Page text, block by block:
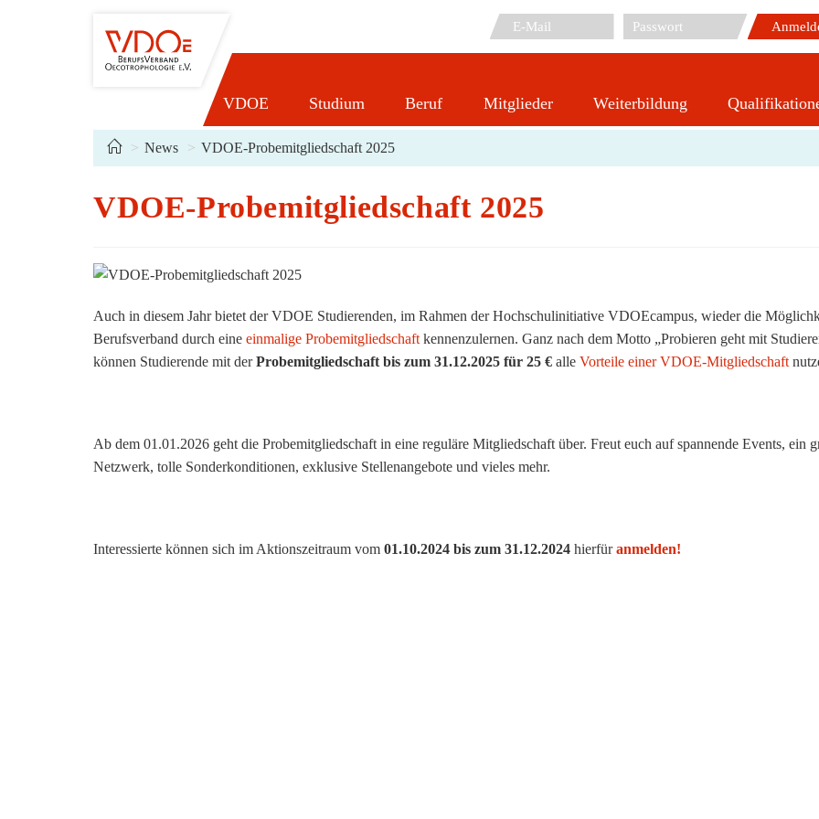
VDOE Studium Beruf Mitglieder Weiterbildung
VDOE-Probemitgliedschaft 2025
> News > VDOE-Probemitgliedschaft 2025
VDOE-Probemitgliedschaft 2025
Auch in diesem Jahr bietet der VDOE Studierenden, im Rahmen der Hochschulinitiative VDOEcampus, wieder die
Berufsverband durch eine einmalige Probemitgliedschaft kennenzulernen. Ganz nach dem Motto „Probieren geht mit
können Studierende mit derProbemitgliedschaft bis zum 31.12.2025 für 25 € alle Vorteile einer VDOE-Mitgliedschaft
Ab dem 01.01.2026 geht die Probemitgliedschaft in eine reguläre Mitgliedschaft über. Freut euch auf spannende Events, ein
Netzwerk, tolle Sonderkonditionen, exklusive Stellenangebote und vieles mehr.
Interessierte können sich im Aktionszeitraum vom 01.10.2024 bis zum 31.12.2024 hierfür anmelden!